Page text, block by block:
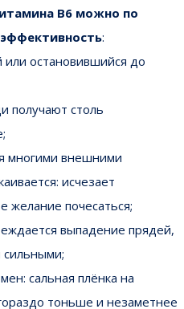
B6 можно по
:
или остановившийся до
получают столь
многими внешними
исчезает
желание почесаться;
выпадение прядей,
сильными;
сальная плёнка на
тоньше и незаметнее